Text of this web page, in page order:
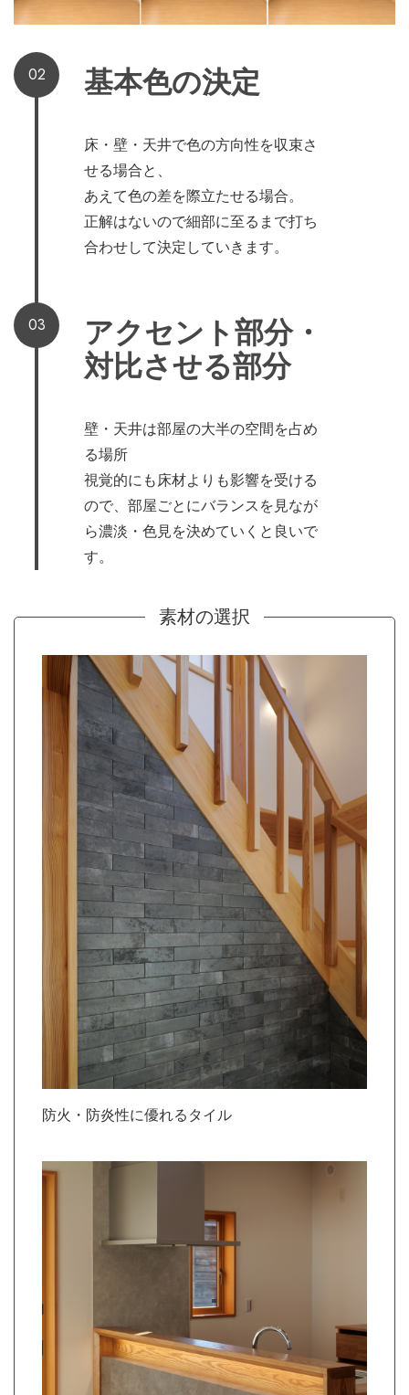
02 基本色の決定
床・壁・天井で色の方向性を収束さ
せる場合と、
あえて色の差を際立たせる場合。
正解はないので細部に至るまで打ち
合わせして決定していきます。
03
アクセント部分・
対比させる部分
壁・天井は部屋の大半の空間を占め
る場所
視覚的にも床材よりも影響を受ける
ので、部屋ごとにバランスを見なが
ら濃淡・色見を決めていくと良いで
す。
素材の選択
防火・防炎性に優れるタイル